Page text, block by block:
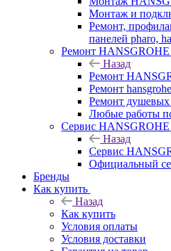
Монтаж и
Ремонт,
панелей pharo,
Ремонт HANSGROHE
Назад
Ремонт
Ремонт hansgrohe
Ремонт душевых
Любые работы
Сервис HANSGROHE
Назад
Сервис
Официальный
Бренды
Как купить
Назад
Как купить
Условия оплаты
Условия доставки